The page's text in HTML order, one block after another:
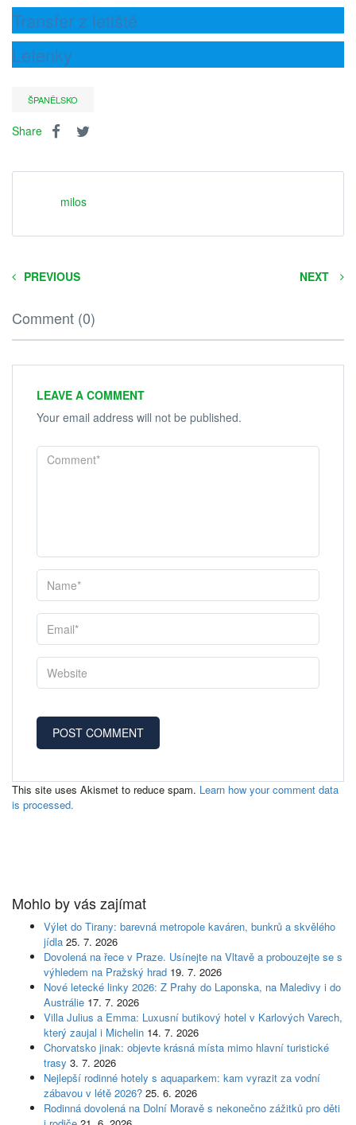
Transfer z letiště
Letenky
ŠPANĚLSKO
Share
milos
PREVIOUS NEXT
Comment (0)
LEAVE A COMMENT
Your email address will not be published.
This site uses Akismet to reduce spam. Learn how your comment data
is processed.
Mohlo by vás zajímat
Výlet do Tirany: barevná metropole kaváren, bunkrů a skvělého
jídla 25. 7. 2026
Dovolená na řece v Praze. Usínejte na Vltavě a probouzejte se s
výhledem na Pražský hrad 19. 7. 2026
Nové letecké linky 2026: Z Prahy do Laponska, na Maledivy i do
Austrálie 17. 7. 2026
Villa Julius a Emma: Luxusní butikový hotel v Karlových Varech,
který zaujal i Michelin 14. 7. 2026
Chorvatsko jinak: objevte krásná místa mimo hlavní turistické
trasy 3. 7. 2026
Nejlepší rodinné hotely s aquaparkem: kam vyrazit za vodní
zábavou v létě 2026? 25. 6. 2026
Rodinná dovolená na Dolní Moravě s nekonečno zážitků pro děti